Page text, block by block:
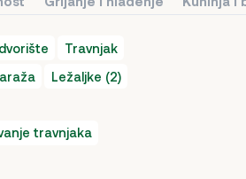
Travnjak
Ležaljke (2)
travnjaka